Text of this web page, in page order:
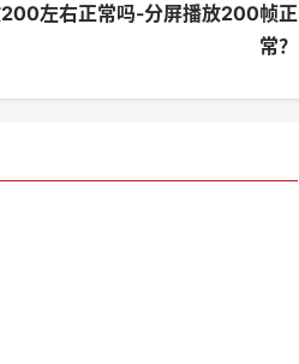
左右正常吗-分屏播放200帧正
常？